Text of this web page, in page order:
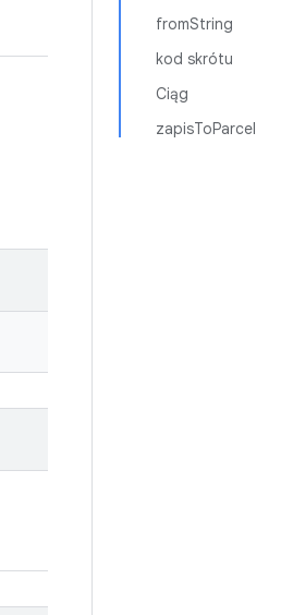
fromString
kod skrótu
Ciąg
zapisToParcel